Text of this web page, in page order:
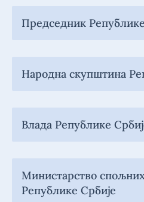
Председник
Народна скупштина
Влада Републике
Министарство
Републике Србије